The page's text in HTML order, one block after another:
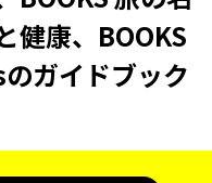
健康、BOOKS
ガイドブック